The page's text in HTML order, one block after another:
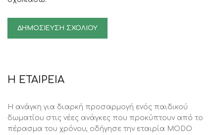
Η ΕΤΑΙΡΕΙΑ
Η ανάγκη για διαρκή προσαρμογή ενός παιδικού
δωματίου στις νέες ανάγκες που προκύπτουν από το
πέρασμα του χρόνου, oδήγησε την εταιρία MODO